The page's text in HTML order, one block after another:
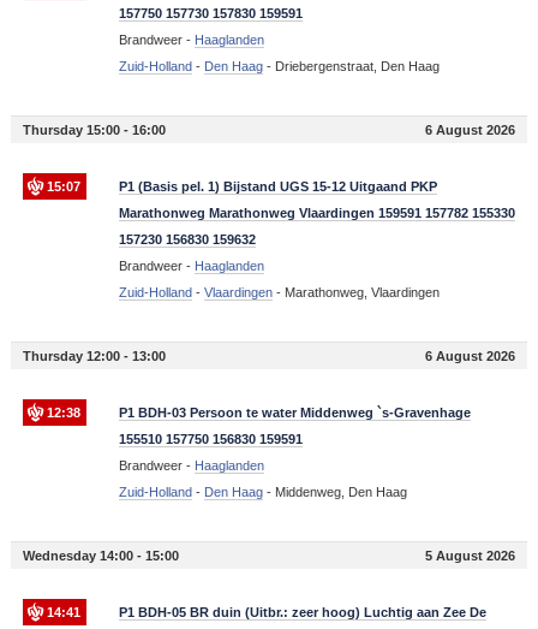
157750 157730 157830 159591
Brandweer - Haaglanden
Zuid-Holland- Den Haag- Driebergenstraat, Den Haag
Thursday 15:00 - 16:00 6 August 2026
15:07
P1 (Basis pel. 1) Bijstand UGS 15-12 Uitgaand PKP
Marathonweg Marathonweg Vlaardingen 159591 157782 155330
157230 156830 159632
Brandweer - Haaglanden
Zuid-Holland- Vlaardingen- Marathonweg, Vlaardingen
Thursday 12:00 - 13:00 6 August 2026
12:38
P1 BDH-03 Persoon te water Middenweg `s-Gravenhage
155510 157750 156830 159591
Brandweer - Haaglanden
Zuid-Holland- Den Haag- Middenweg, Den Haag
Wednesday 14:00 - 15:00 5 August 2026
14:41
P1 BDH-05 BR duin (Uitbr.: zeer hoog) Luchtig aan Zee De